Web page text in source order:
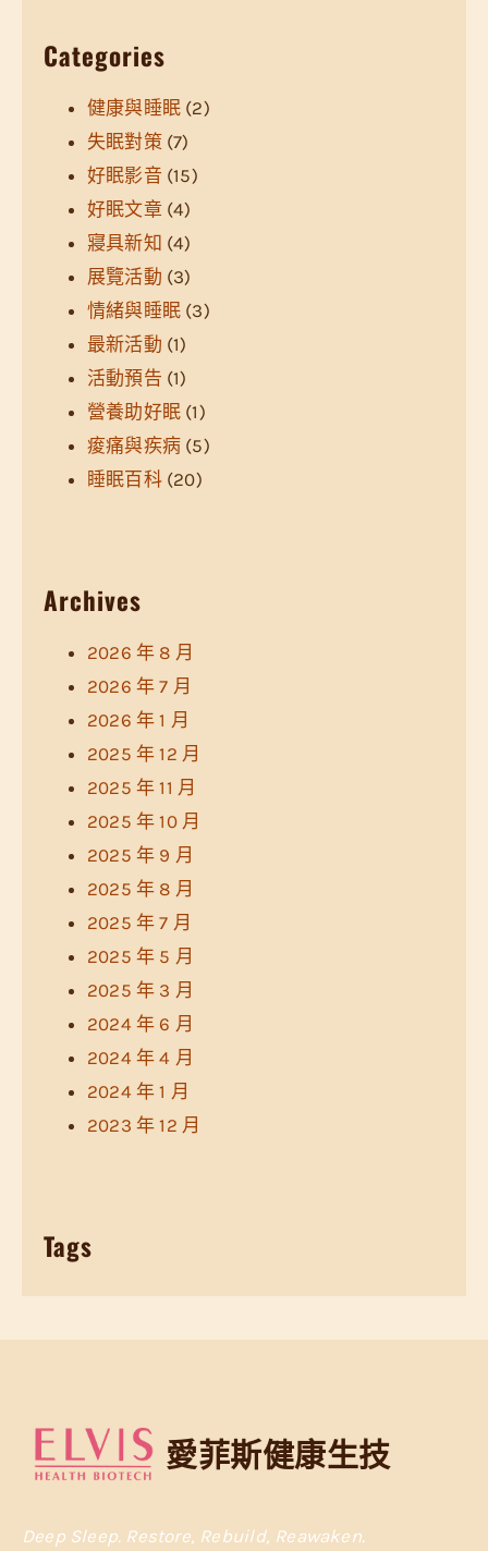
Categories
健康與睡眠 (2)
失眠對策(7)
好眠影音 (15)
好眠文章(4)
寢具新知 (4)
展覽活動 (3)
情緒與睡眠 (3)
最新活動 (1)
活動預告 (1)
營養助好眠 (1)
痠痛與疾病 (5)
睡眠百科(20)
Archives
2026 年 8 月
2026 年 7 月
2026 年 1 月
2025 年 12 月
2025 年 11 月
2025 年 10 月
2025 年 9 月
2025 年 8 月
2025 年 7 月
2025 年 5 月
2025 年 3 月
2024 年 6 月
2024 年 4 月
2024 年 1 月
2023 年 12 月
Tags
愛菲斯健康生技
Deep Sleep. Restore, Rebuild, Reawaken.